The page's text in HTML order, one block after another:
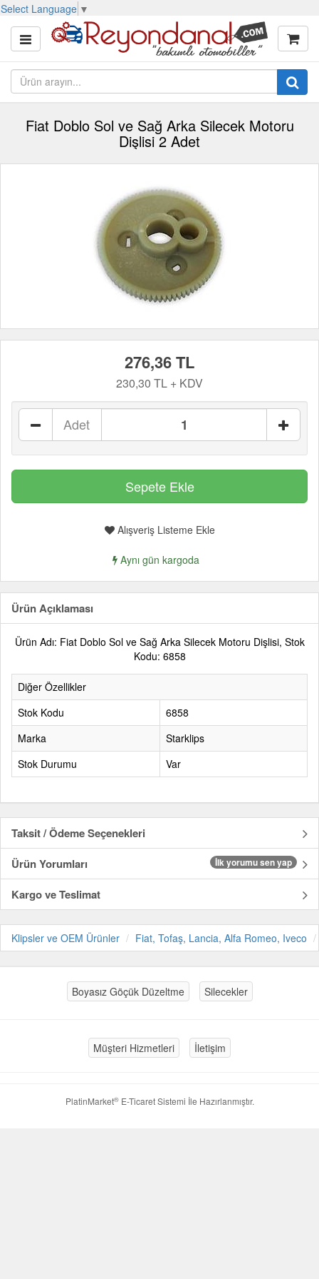
Select Language ▼
Fiat Doblo Sol ve Sağ Arka Silecek Motoru
Dişlisi 2 Adet
276,36 TL
230,30 TL + KDV
Adet
Alışveriş Listeme Ekle
Aynı gün kargoda
Ürün Açıklaması
Ürün Adı: Fiat Doblo Sol ve Sağ Arka Silecek Motoru Dişlisi, Stok
Kodu: 6858
Diğer Özellikler
Stok Kodu
6858
Marka
Starklips
Stok Durumu
Var
Taksit / Ödeme Seçenekleri
Ürün Yorumları
İlk yorumu sen yap
Kargo ve Teslimat
Klipsler ve OEM Ürünler Fiat, Tofaş, Lancia, Alfa Romeo, Iveco
Boyasız Göçük Düzeltme Silecekler
Müşteri Hizmetleri İletişim
PlatinMarket®E-Ticaret Sistemi İle Hazırlanmıştır.